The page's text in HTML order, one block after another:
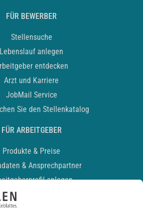
FÜR BEWERBER
Stellensuche
Lebenslauf anlegen
entdecken
Arzt und Karriere
JobMail Service
Sie den Stellenkatalog
FÜR ARBEITGEBER
Produkte & Preise
& Ansprechpartner
anlegen
Recruiting-Podcast